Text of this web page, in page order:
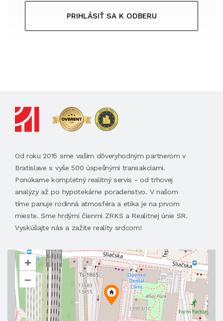
PRIHLÁSIŤ SA K ODBERU
Od roku 2015 sme vašim dôveryhodným partnerom v
Bratislave s vyše 500 úspešnými transakciami.
Ponúkame kompletný realitný servis - od trhovej
analýzy až po hypotekárne poradenstvo. V našom
tíme panuje rodinná atmosféra a etika je na prvom
mieste. Sme hrdými členmi ZRKS a Realitnej únie SR.
Vyskúšajte nás a zažite reality srdcom!
+
–